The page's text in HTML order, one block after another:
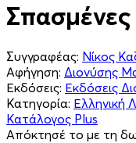
Συγγραφέας: Νίκος
Αφήγηση: Διονύσης
Εκδόσεις: Εκδόσεις
Κατηγορία: Ελληνική
Κατάλογος Plus
Απόκτησέ το με τη